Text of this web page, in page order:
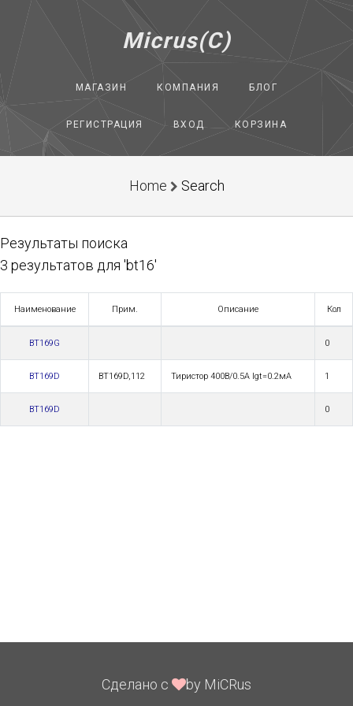
Micrus(C)
МАГАЗИН КОМПАНИЯ БЛОГ
РЕГИСТРАЦИЯ ВХОД КОРЗИНА
Home Search
Результаты поиска
3 результатов для 'bt16'
Наименование Прим. Описание Кол
BT169G 0
BT169D BT169D,112 Тиристор 400В/0.5А Igt=0.2мА 1
BT169D 0
Сделано с by MiCRus